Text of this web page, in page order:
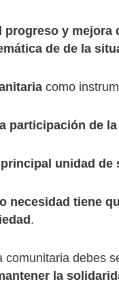
progreso y
de de la
como
participación de
unidad de
necesidad tiene
.
comunitaria debes
la